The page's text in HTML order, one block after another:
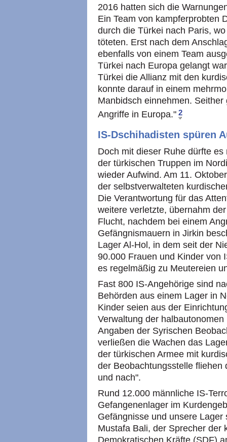
2016 hatten sich die
Ein Team von kampferprobten
durch die Türkei nach Paris,
töteten. Erst nach dem
ebenfalls von einem Team
Türkei nach Europa gelangt
Türkei die Allianz mit den
konnte darauf in einem
Manbidsch einnehmen.
Angriffe in Europa." 2
IS-Dschihadisten spüren
Doch mit dieser Ruhe dürfte
der türkischen Truppen im
wieder Aufwind. Am 11.
der selbstverwalteten
Die Verantwortung für das
weitere verletzte, übernahm
Flucht, nachdem bei einem
Gefängnismauern in Jirkin
Lager Al-Hol, in dem seit der
90.000 Frauen und Kinder von
es regelmäßig zu Meutereien
Fast 800 IS-Angehörige sind
Behörden aus einem Lager in
Kinder seien aus der
Verwaltung der
Angaben der Syrischen
verließen die Wachen das
der türkischen Armee mit
der Beobachtungsstelle fliehen
und nach".
Rund 12.000 männliche IS-
Gefangenenlager im
Gefängnisse und unsere
Mustafa Bali, der Sprecher der
Demokratischen Kräfte (SDF)